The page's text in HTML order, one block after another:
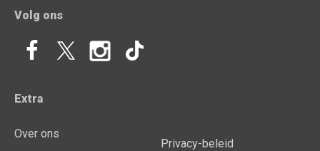
Volg ons
Extra
Over ons
Privacy-beleid